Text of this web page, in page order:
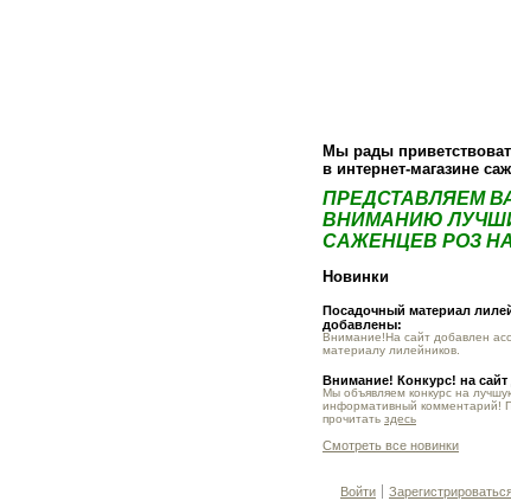
Мы рады
в интернет-магазине
ПРЕДСТАВЛЯЕМ
ВНИМАНИЮ
САЖЕНЦЕВ РОЗ
Новинки
Посадочный материал
добавлены:
Внимание!На сайт добавлен
материалу лилейников.
Внимание! Конкурс! на
Мы объявляем конкурс на
информативный комментарий!
прочитать здесь
Смотреть все новинки
Войти